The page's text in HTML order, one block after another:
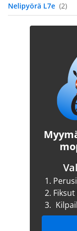
(2)
1.
2.
3.